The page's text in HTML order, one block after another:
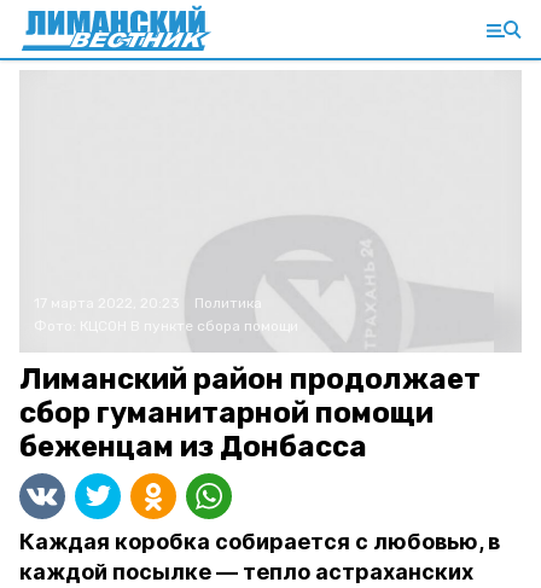
Политика
В пункте сбора помощи
Лиманский район продолжает
сбор гуманитарной помощи
беженцам из Донбасса
Каждая коробка собирается с любовью, в
каждой посылке — тепло астраханских